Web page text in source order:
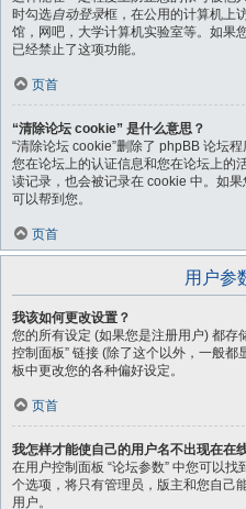
时勾选自动登录框，在公用的计算机上
馆，网吧，大学计算机实验室等。如果
已经禁止了这项功能。
页首
“清除论坛 cookie” 是什么意思？
“清除论坛 cookie”删除了 phpBB 论坛
您在论坛上的认证信息和您在论坛上的
读记录，也会被记录在 cookie 中。如
可以帮到您。
页首
用户参
我该如何更改设置？
您的所有设定 (如果您是注册用户) 都存
控制面板” 链接 (除了这个以外，一般
板中更改您的各种偏好设定。
页首
我怎样才能使自己的用户名不出现在在
在用户控制面板 “论坛参数” 中您可以找
个选项，将只有管理员，版主和您自己
用户。